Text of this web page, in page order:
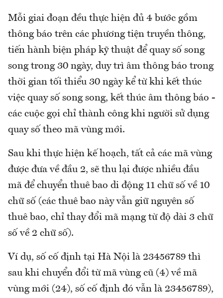
Mỗi giai đoạn đều thực hiện đủ 4 bước gồm
thông báo trên các phương tiện truyền thông,
tiến hành biện pháp kỹ thuật để quay số song
song trong 30 ngày, duy trì âm thông báo trong
thời gian tối thiểu 30 ngày kể từ khi kết thúc
việc quay số song song, kết thúc âm thông báo -
các cuộc gọi chỉ thành công khi người sử dụng
quay số theo mã vùng mới.
Sau khi thực hiện kế hoạch, tất cả các mã vùng
được đưa về đầu 2, sẽ thu lại được nhiều đầu
mã để chuyển thuê bao di động 11 chữ số về 10
chữ số (các thuê bao này vẫn giữ nguyên số
thuê bao, chỉ thay đổi mã mạng từ độ dài 3 chữ
số về 2 chữ số).
Ví dụ, số cố định tại Hà Nội là 23456789 thì
sau khi chuyển đổi từ mã vùng cũ (4) về mã
vùng mới (24), số cố định đó vẫn là 23456789),